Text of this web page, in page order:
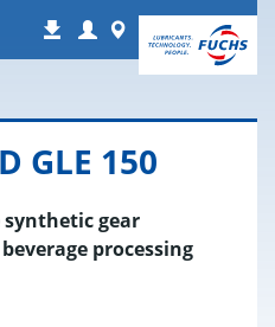
Tải
xuống
Login Worldwide
GLE 150
synthetic gear
processing